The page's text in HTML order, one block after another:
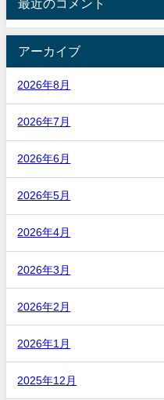
最近のコメント
アーカイブ
2026年8月
2026年7月
2026年6月
2026年5月
2026年4月
2026年3月
2026年2月
2026年1月
2025年12月